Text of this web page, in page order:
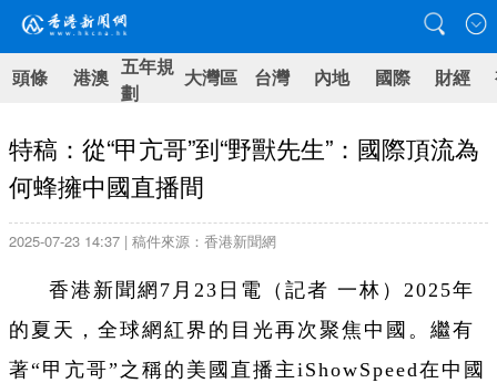
頭條 港澳 五年規
劃
大灣區 台灣 內地 國際 財經
特稿：從“甲亢哥”到“野獸先生”：國際頂流為
何蜂擁中國直播間
2025-07-23 14:37 | 稿件來源：香港新聞網
香港新聞網7月23日電（記者 一林）2025年
的夏天，全球網紅界的目光再次聚焦中國。繼有
著“甲亢哥”之稱的美國直播主iShowSpeed在中國